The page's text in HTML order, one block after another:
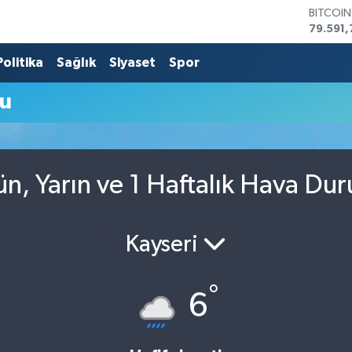
BITCOIN
DOLAR
Sağlık Siyaset Spor
Yarın ve 1 Haftalık Hava
Kayseri
6°